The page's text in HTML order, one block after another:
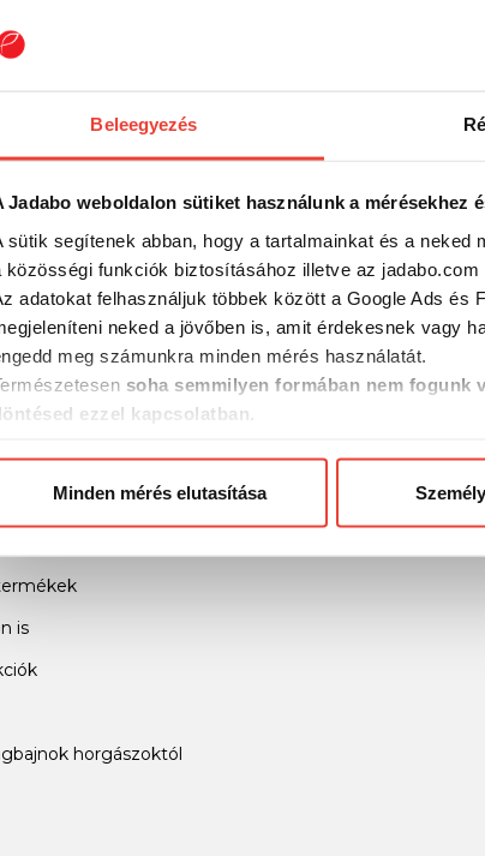
Beleegyezés
Jadabo weboldalon sütiket használunk a mérésekhez
sütik segítenek abban, hogy a tartalmainkat és a
közösségi funkciók biztosításához illetve az
adatokat felhasználjuk többek között a Google Ads és
neked a jövőben is, amit érdekesnek vagy
meg számunkra minden mérés használatát.
soha semmilyen formában nem fogunk
ezzel kapcsolatban.
Minden mérés elutasítása
közben csak úgy „ömlenek" ki a csalikból az
A gyanakvó halakat is könnyen
akciósan.
könnyebb a vízénél, ezért jól használható a fenék
és ezt most kedvezményes áron teheted meg!
paszták, csali imitációk, és üveges, konzerv
a Jadabo webshopjában!
legyen szó feeder, pergető vagy bojlis
is
horgászoktól